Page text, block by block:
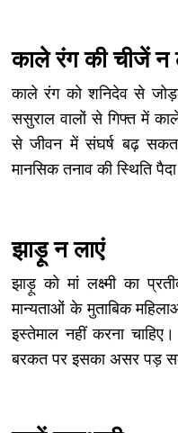
काले रंग की चीजें न
काले रंग को शनिदेव से
ससुराल वालों से गिफ्त में
से जीवन में संघर्ष बढ़
मानसिक तनाव की स्थिति
झाड़ू न लाएं
झाड़ू को मां लक्ष्मी का
मान्यताओं के मुताबिक
इस्तेमाल नहीं करना
बरकत पर इसका असर पड़